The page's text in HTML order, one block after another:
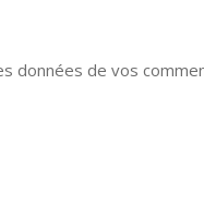
données de vos